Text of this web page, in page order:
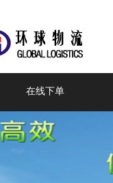
在线下单